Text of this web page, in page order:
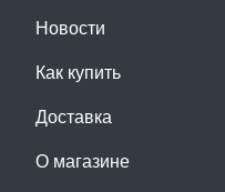
Новости
Как купить
Доставка
О магазине